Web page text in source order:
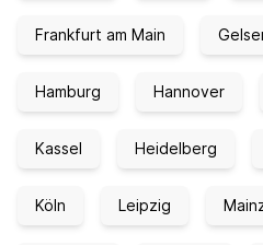
Frankfurt am Main
Hamburg Hannover
Kassel Heidelberg
Köln Leipzig